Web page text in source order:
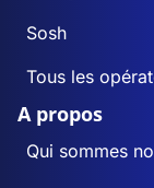
Sosh
Tous les
A propos
Qui sommes